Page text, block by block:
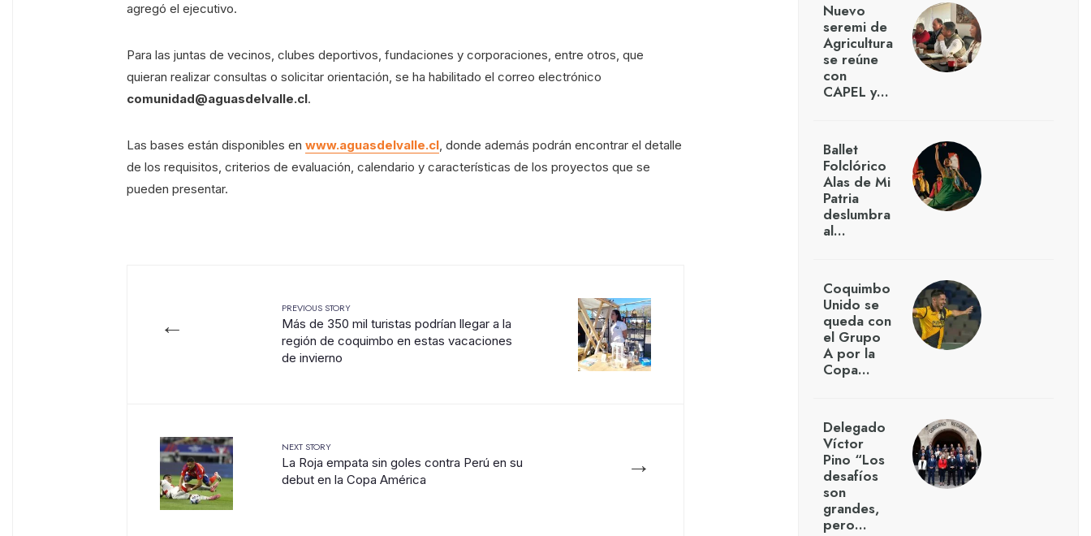
agregó el ejecutivo.
Para las juntas de vecinos, clubes deportivos, fundaciones y corporaciones, entre otros, que
quieran realizar consultas o solicitar orientación, se ha habilitado el correo electrónico
comunidad@aguasdelvalle.cl.
Las bases están disponibles en www.aguasdelvalle.cl, donde además podrán encontrar el detalle
de los requisitos, criterios de evaluación, calendario y características de los proyectos que se
pueden presentar.
←
PREVIOUS STORY
Más de 350 mil turistas podrían llegar a la
región de coquimbo en estas vacaciones
de invierno
→
NEXT STORY
La Roja empata sin goles contra Perú en su
debut en la Copa América
Nuevo
seremi de
Agricultura
se reúne
con
CAPEL y…
Ballet
Folclórico
Alas de Mi
Patria
deslumbra
al…
Coquimbo
Unido se
queda con
el Grupo
A por la
Copa…
Delegado
Víctor
Pino “Los
desafíos
son
grandes,
pero…